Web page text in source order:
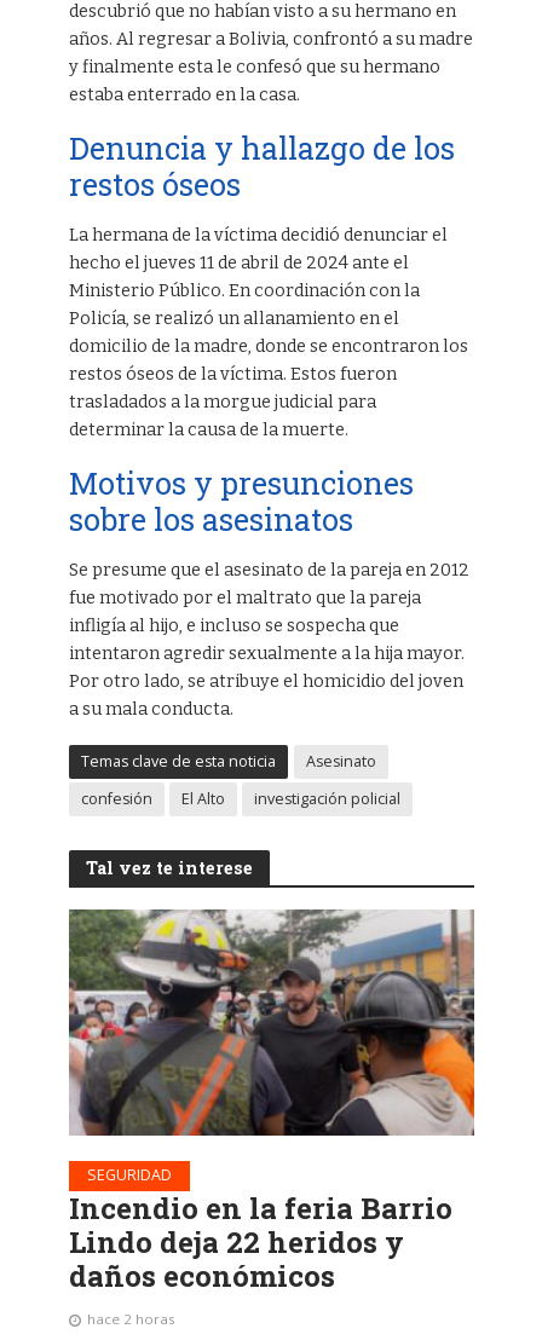
descubrió que no habían visto a su hermano en
años. Al regresar a Bolivia, confrontó a su madre
y finalmente esta le confesó que su hermano
estaba enterrado en la casa.
Denuncia y hallazgo de los
restos óseos
La hermana de la víctima decidió denunciar el
hecho el jueves 11 de abril de 2024 ante el
Ministerio Público. En coordinación con la
Policía, se realizó un allanamiento en el
domicilio de la madre, donde se encontraron los
restos óseos de la víctima. Estos fueron
trasladados a la morgue judicial para
determinar la causa de la muerte.
Motivos y presunciones
sobre los asesinatos
Se presume que el asesinato de la pareja en 2012
fue motivado por el maltrato que la pareja
infligía al hijo, e incluso se sospecha que
intentaron agredir sexualmente a la hija mayor.
Por otro lado, se atribuye el homicidio del joven
a su mala conducta.
Temas clave de esta noticia
Asesinato
confesión
El Alto investigación policial
Tal vez te interese
SEGURIDAD
Incendio en la feria Barrio
Lindo deja 22 heridos y
daños económicos
hace 2 horas